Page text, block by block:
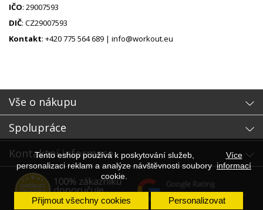
Tento eshop používá k poskytování služeb,
personalizaci reklam a analýze návštěvnosti soubory
cookie.
Více
informací
Přijmout všechny cookies Personalizovat
IČO: 29007593
DIČ: CZ29007593
Kontakt: +420 775 564 689 | info@workout.eu
Vše o nákupu
Spolupráce
Kontaktní informace